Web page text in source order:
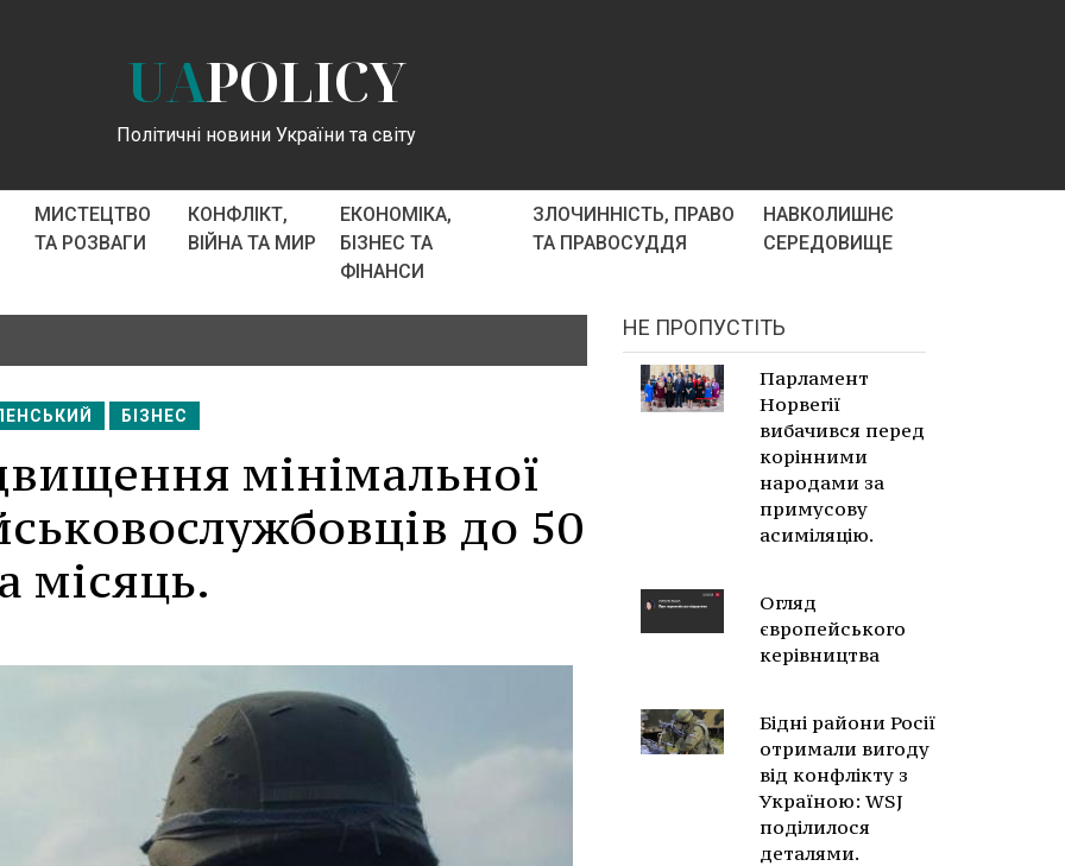
UAPOLICY
Політичні новини України та світу
МИСТЕЦТВО
ТА РОЗВАГИ
КОНФЛІКТ,
ВІЙНА ТА МИР
ЕКОНОМІКА,
БІЗНЕС ТА
ФІНАНСИ
ЗЛОЧИННІСТЬ, ПРАВО
ТА ПРАВОСУДДЯ
НАВКОЛИШНЄ
СЕРЕДОВИЩЕ
БІЗНЕС
мінімальної
до 50
місяць.
НЕ ПРОПУСТІТЬ
Парламент
Норвегії
вибачився перед
корінними
народами за
примусову
асиміляцію.
Огляд
європейського
керівництва
Бідні райони Росії
отримали вигоду
від конфлікту з
Україною: WSJ
поділилося
деталями.